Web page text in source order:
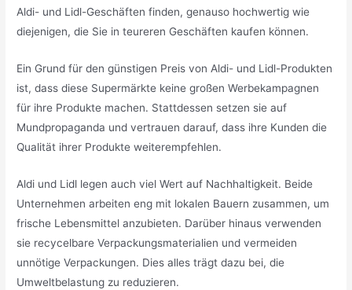
Aldi- und Lidl-Geschäften finden, genauso hochwertig wie
diejenigen, die Sie in teureren Geschäften kaufen können.
Ein Grund für den günstigen Preis von Aldi- und Lidl-Produkten
ist, dass diese Supermärkte keine großen Werbekampagnen
für ihre Produkte machen. Stattdessen setzen sie auf
Mundpropaganda und vertrauen darauf, dass ihre Kunden die
Qualität ihrer Produkte weiterempfehlen.
Aldi und Lidl legen auch viel Wert auf Nachhaltigkeit. Beide
Unternehmen arbeiten eng mit lokalen Bauern zusammen, um
frische Lebensmittel anzubieten. Darüber hinaus verwenden
sie recycelbare Verpackungsmaterialien und vermeiden
unnötige Verpackungen. Dies alles trägt dazu bei, die
Umweltbelastung zu reduzieren.